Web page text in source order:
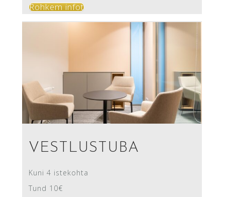
Rohkem infot
VESTLUSTUBA
Kuni 4 istekohta
Tund 10€